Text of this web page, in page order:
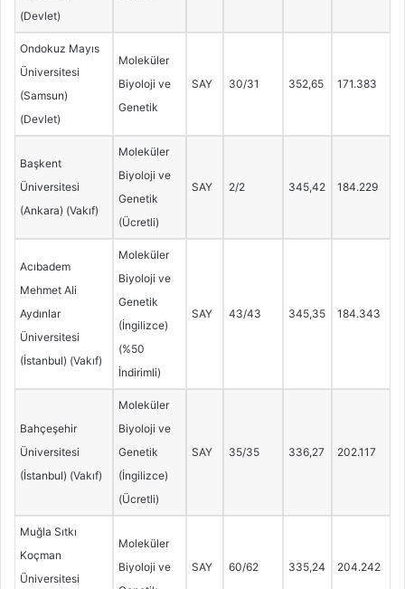
(Devlet)
Ondokuz Mayıs
Üniversitesi
(Samsun)
(Devlet)
Moleküler
Biyoloji ve
Genetik
SAY 30/31 352,65 171.383
Başkent
Üniversitesi
(Ankara) (Vakıf)
Moleküler
Biyoloji ve
Genetik
(Ücretli)
SAY 2/2 345,42 184.229
Acıbadem
Mehmet Ali
Aydınlar
Üniversitesi
(İstanbul) (Vakıf)
Moleküler
Biyoloji ve
Genetik
(İngilizce)
(%50
İndirimli)
SAY 43/43 345,35 184.343
Bahçeşehir
Üniversitesi
(İstanbul) (Vakıf)
Moleküler
Biyoloji ve
Genetik
(İngilizce)
(Ücretli)
SAY 35/35 336,27 202.117
Muğla Sıtkı
Koçman
Üniversitesi
Moleküler
Biyoloji ve
SAY 60/62 335,24 204.242